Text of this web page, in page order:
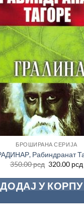
БРОШИРАНА СЕРИЈА
Рабиндранат
350.00рсд Оригинална
је
била:
350.00 рсд.
320.00 рсд
ДОДАЈ У КОРПУ